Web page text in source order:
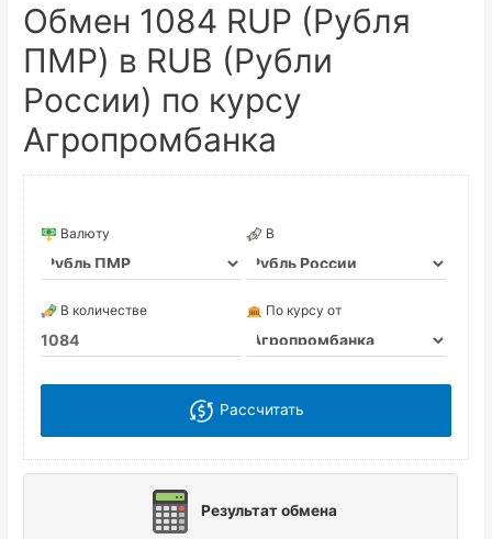
Обмен 1084 RUP (Рубля
ПМР) в RUB (Рубли
России) по курсу
Агропромбанка
Валюту В
В количестве По курсу от
Рассчитать
Результат обмена